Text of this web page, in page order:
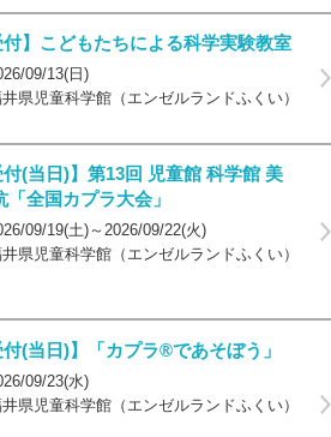
付】こどもたちによる科学実験教室
09/13(日)
県児童科学館（エンゼルランドふくい）
付(当日)】第13回 児童館 科学館 美
「全国カプラ大会」
09/19(土)～2026/09/22(火)
県児童科学館（エンゼルランドふくい）
付(当日)】「カプラ®であそぼう」
09/23(水)
県児童科学館（エンゼルランドふくい）